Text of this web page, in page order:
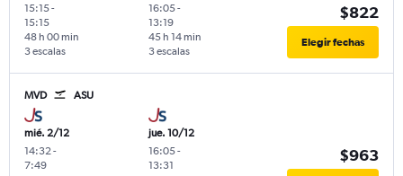
15:15-
15:15
3 escalas
48 h 00 min
16:05-
13:19
3 escalas
45 h 14 min
$822
Elegir fechas
MVD ASU
mié. 2/12
14:32 -
7:49
jue. 10/12
16:05-
13:31
$963